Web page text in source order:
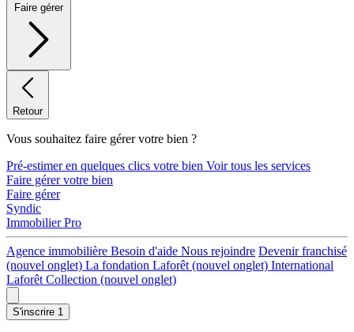
Faire gérer
Retour
Vous souhaitez faire gérer votre bien ?
Pré-estimer en quelques clics votre bien Voir tous les services
Faire gérer votre bien
Faire gérer
Syndic
Immobilier Pro
Agence immobilière Besoin d'aide Nous rejoindre Devenir franchisé
(nouvel onglet) La fondation Laforêt (nouvel onglet) International
Laforêt Collection (nouvel onglet)
S'inscrire 1